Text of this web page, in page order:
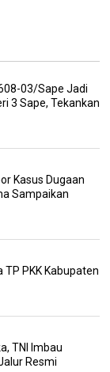
03/Sape Jadi
3 Sape, Tekankan
Kasus Dugaan
Sampaikan
PKK Kabupaten
TNI Imbau
Resmi